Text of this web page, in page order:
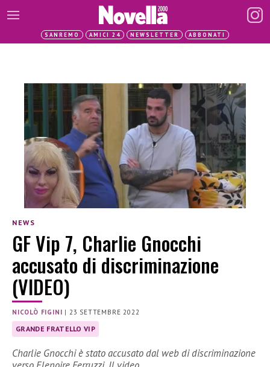
SANREMO AMICI 24 NEWSLETTER ABBONATI
NEWS
GF Vip 7, Charlie Gnocchi
accusato di discriminazione
(VIDEO)
NICOLÒ FIGINI | 23 SETTEMBRE 2022
GRANDE FRATELLO VIP
Charlie Gnocchi è stato accusato dal web di discriminazione